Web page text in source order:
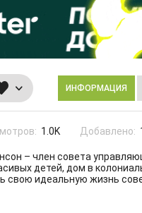
ИНФОРМАЦИЯ
1.0K Добавлено:
– член совета
детей, дом в
идеальную жизнь